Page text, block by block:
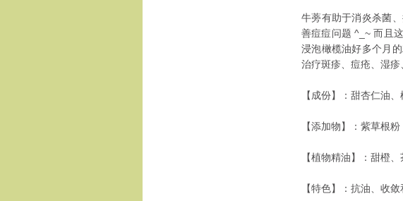
牛蒡有助于消炎杀菌
善痘痘问题 ^_~ 而且
浸泡橄榄油好多个月
治疗斑疹、痘疮、湿疹
【成份】：甜杏仁油
【添加物】：紫草根
【植物精油】：甜橙
【特色】：抗油、收